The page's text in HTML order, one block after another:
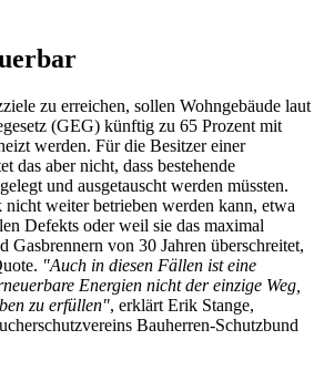
zu erreichen, sollen Wohngebäude laut
(GEG) künftig zu 65 Prozent mit
werden. Für die Besitzer einer
das aber nicht, dass bestehende
und ausgetauscht werden müssten.
weiter betrieben werden kann, etwa
Defekts oder weil sie das maximal
Gasbrennern von 30 Jahren überschreitet,
"Auch in diesen Fällen ist eine
Energien nicht der einzige Weg,
zu erfüllen", erklärt Erik Stange,
Bauherren-Schutzbund